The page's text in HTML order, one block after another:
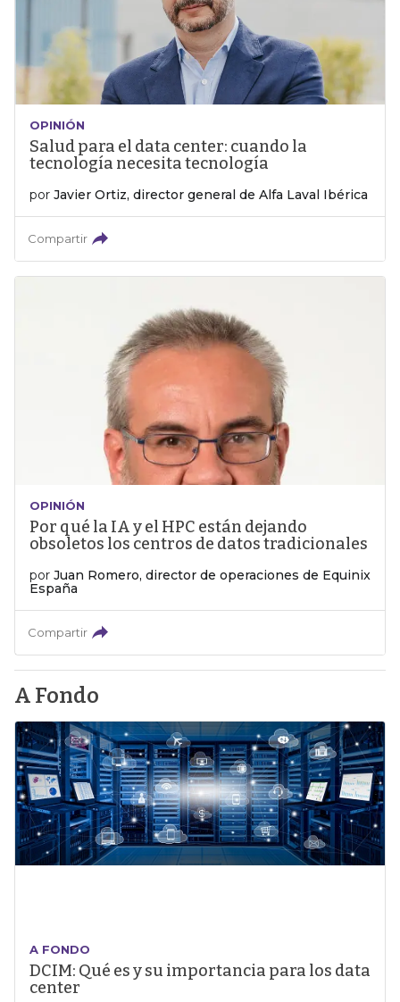
OPINIÓN
Salud para el data center: cuando la
tecnología necesita tecnología
por Javier Ortiz, director general de Alfa Laval Ibérica
Compartir
OPINIÓN
Por qué la IA y el HPC están dejando
obsoletos los centros de datos tradicionales
por Juan Romero, director de operaciones de Equinix
España
Compartir
A Fondo
A FONDO
DCIM: Qué es y su importancia para los data
center